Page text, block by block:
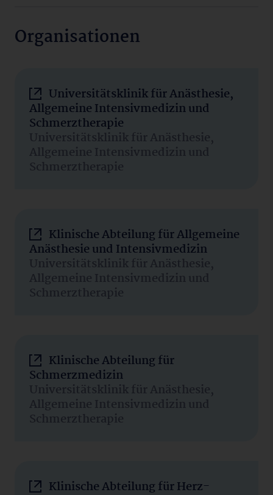
Organisationen
Universitätsklinik für Anästhesie,
Allgemeine Intensivmedizin und
Schmerztherapie
Universitätsklinik für Anästhesie,
Allgemeine Intensivmedizin und
Schmerztherapie
Klinische Abteilung für Allgemeine
Anästhesie und Intensivmedizin
Universitätsklinik für Anästhesie,
Allgemeine Intensivmedizin und
Schmerztherapie
Klinische Abteilung für
Schmerzmedizin
Universitätsklinik für Anästhesie,
Allgemeine Intensivmedizin und
Schmerztherapie
Klinische Abteilung für Herz-